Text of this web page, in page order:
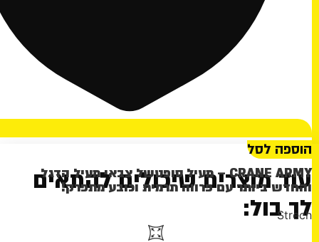
הוספה לסל
עוד מוצרים שיכולים להתאים
לך בול:
CRANE ARMY – מעיל סופטשל צבאי מעיל הדגל
והחדש ביותר עם פרווה תרמית וכובע מתפרק!
Strech